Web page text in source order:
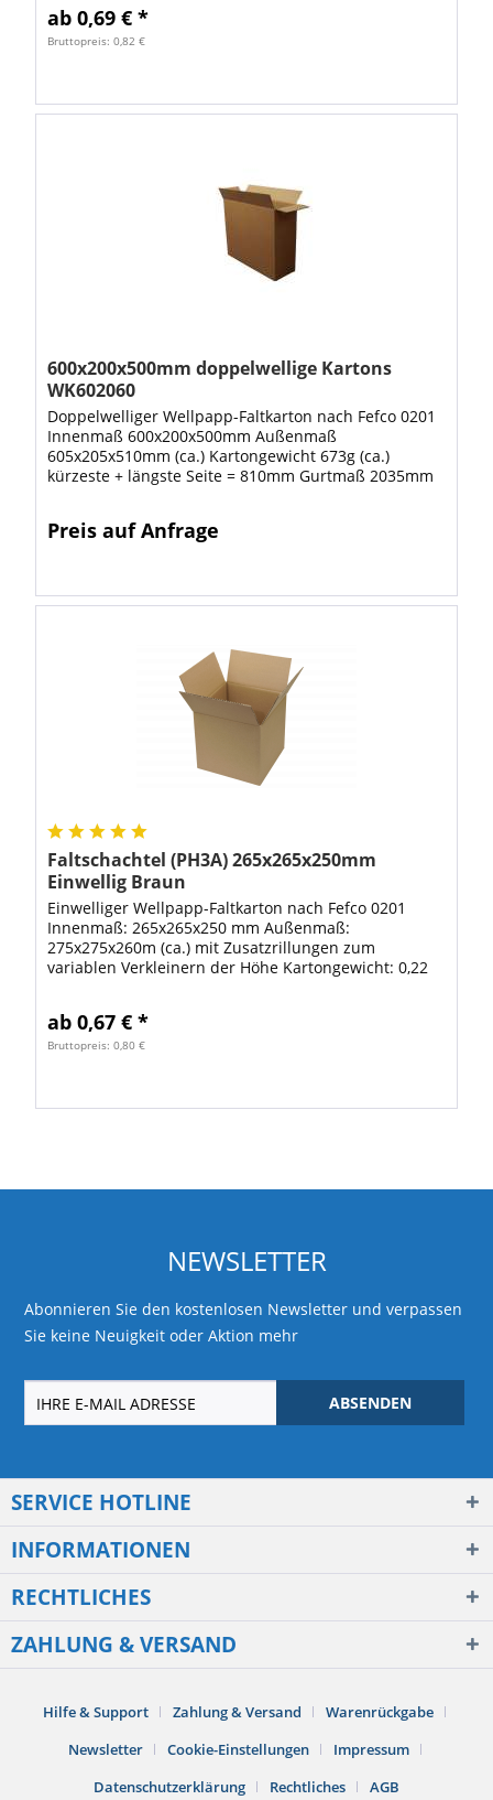
ab 0,69 € *
Bruttopreis: 0,82 €
600x200x500mm doppelwellige Kartons
WK602060
Doppelwelliger Wellpapp-Faltkarton nach Fefco 0201
Innenmaß 600x200x500mm Außenmaß
605x205x510mm (ca.) Kartongewicht 673g (ca.)
kürzeste + längste Seite = 810mm Gurtmaß 2035mm
Preis auf Anfrage
Faltschachtel (PH3A) 265x265x250mm
Einwellig Braun
Einwelliger Wellpapp-Faltkarton nach Fefco 0201
Innenmaß: 265x265x250 mm Außenmaß:
275x275x260m (ca.) mit Zusatzrillungen zum
variablen Verkleinern der Höhe Kartongewicht: 0,22
ab 0,67 € *
Bruttopreis: 0,80 €
NEWSLETTER
Abonnieren Sie den kostenlosen Newsletter und verpassen
Sie keine Neuigkeit oder Aktion mehr
ABSENDEN
SERVICE HOTLINE
INFORMATIONEN
RECHTLICHES
ZAHLUNG & VERSAND
Hilfe & Support Zahlung & Versand
Warenrückgabe
Newsletter
Cookie-Einstellungen
Impressum
Datenschutzerklärung
Rechtliches AGB